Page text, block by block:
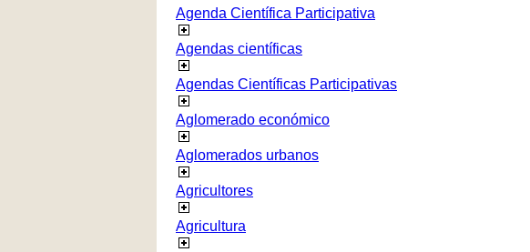
Agenda Científica Participativa
Agendas científicas
Agendas Científicas Participativas
Aglomerado económico
Aglomerados urbanos
Agricultores
Agricultura